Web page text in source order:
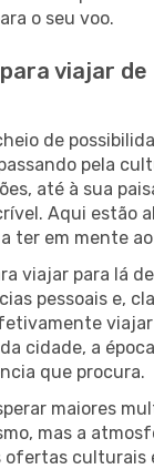
o seu voo.
viajar de
de
pela
até à sua
Aqui estão
ter em mente
viajar para lá
pessoais e,
viajar
cidade, a
que procura.
maiores
mas a
ofertas